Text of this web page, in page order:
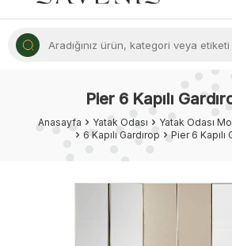
Pier 6 Kapılı
Anasayfa Yatak Odası Yatak Odası
6 Kapılı Gardırop
Pier 6 Kapılı